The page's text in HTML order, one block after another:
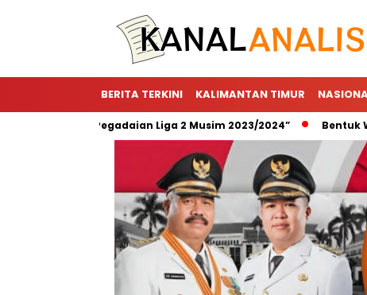
BERITA TERKINI KALIMANTAN TIMUR
“Pegadaian Liga 2 Musim 2023/2024” Bentuk Wujud